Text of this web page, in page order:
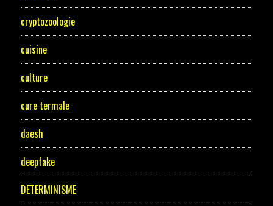
cryptozoologie
cuisine
culture
cure termale
daesh
deepfake
DETERMINISME